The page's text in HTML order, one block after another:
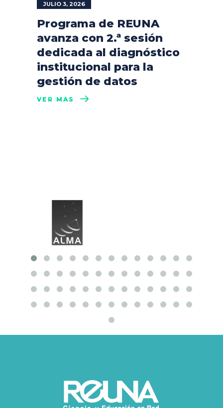
JULIO 3, 2026
Programa de REUNA
avanza con 2.ª sesión
dedicada al diagnóstico
institucional para la
gestión de datos
VER MÁS